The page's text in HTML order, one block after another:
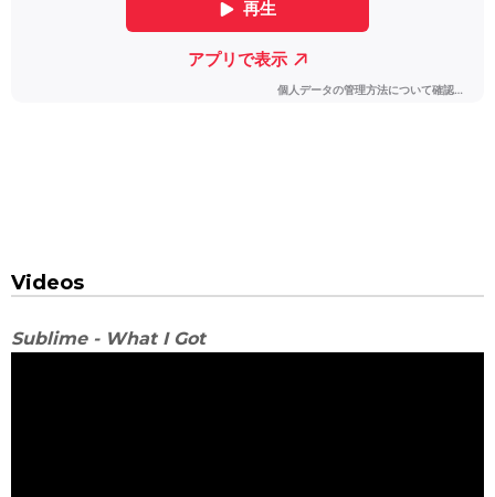
Videos
Sublime - What I Got